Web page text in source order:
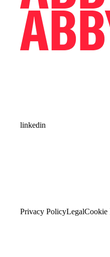
linkedin
Privacy PolicyLegalCookie